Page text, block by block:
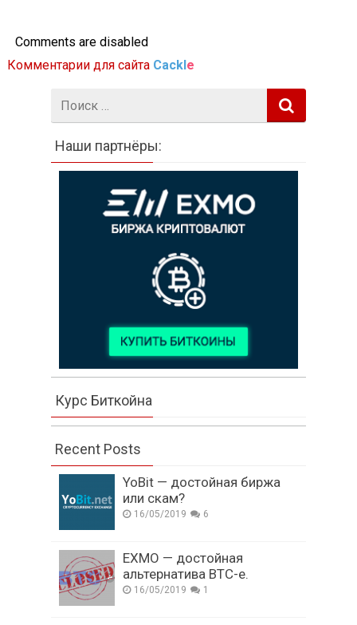
Comments are disabled
Комментарии для сайта Cackl e
Наши партнёры:
Курс Биткойна
Recent Posts
YoBit — достойная биржа
или скам?
16/05/2019 6
EXMO — достойная
альтернатива BTC-e.
16/05/2019 1